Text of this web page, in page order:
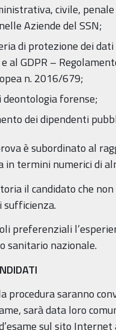
civile,
Aziende del SSN;
di protezione dei
al GDPR –
n. 2016/679;
forense;
dei dipendenti
è subordinato al
in termini numerici di
il candidato che
sufficienza.
preferenziali
sanitario nazionale.
procedura saranno
sarà data loro
sul sito